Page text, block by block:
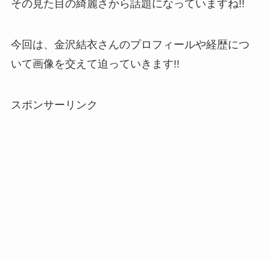
その見た目の綺麗さから話題になっていますね!!
今回は、金沢結衣さんのプロフィールや経歴につ
いて画像を交えて迫っていきます!!
スポンサーリンク